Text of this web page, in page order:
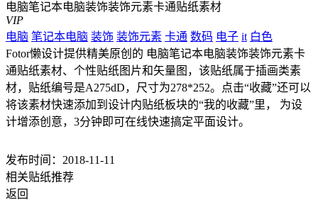
电脑笔记本电脑装饰装饰元素卡通贴纸素材
VIP
电脑 笔记本电脑 装饰 装饰元素 卡通 数码 电子 it 白色
Fotor懒设计提供精美原创的 电脑笔记本电脑装饰装饰元素卡
通贴纸素材、个性贴纸图片和矢量图，该贴纸属于插画类素
材，贴纸编号是A275dD，尺寸为278*252。点击“收藏”还可以
将该素材快速添加到设计内贴纸板块的“我的收藏”里， 为设
计增添创意，3分钟即可在线快速搞定平面设计。
发布时间：2018-11-11
相关贴纸推荐
返回